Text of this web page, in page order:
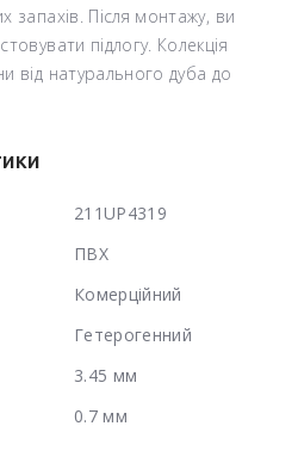
запахів. Після монтажу, ви
підлогу. Колекція
від натурального дуба до
211UP4319
ПВХ
Комерційний
Гетерогенний
3.45 мм
0.7 мм